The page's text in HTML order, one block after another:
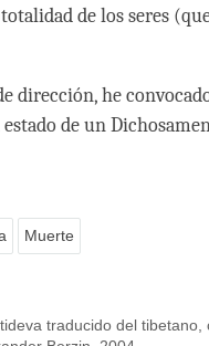
de los seres
dirección, he
de un
Muerte
traducido del tibetano,